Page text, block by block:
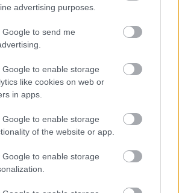
advertising purposes.
to send me
Google to enable storage
like cookies on web or
in apps.
Google to enable storage
of the website or app.
Google to enable storage
között kiadható Az előadásokért-
Bari
és Szomolányi
vezetője vette át, a
tevékenykedők munkáját
díjat
kezelő és Gál
mérnök vehette át. A Vágó
lett.